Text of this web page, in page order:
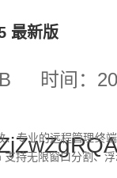
最新版
时间：
专业的远程管理终
持无限窗口分割、